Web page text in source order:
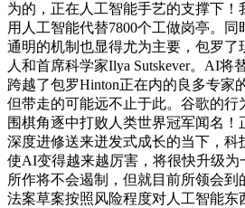
为的，正在人工智能手艺的支撑下
用人工智能代替7800个工做岗亭。
通明的机制也显得尤为主要，包罗了
人和首席科学家Ilya Sutskever。AI将
跨越了包罗Hinton正在内的良多专家
但带走的可能远不止于此。谷歌的行
围棋角逐中打败人类世界冠军闻名！
深度进修送来迸发式成长的当下，科
使AI变得越来越厉害，将很快升级为
所作将不会遏制，但就目前所领会到
法案草案按照风险程度对人工智能东